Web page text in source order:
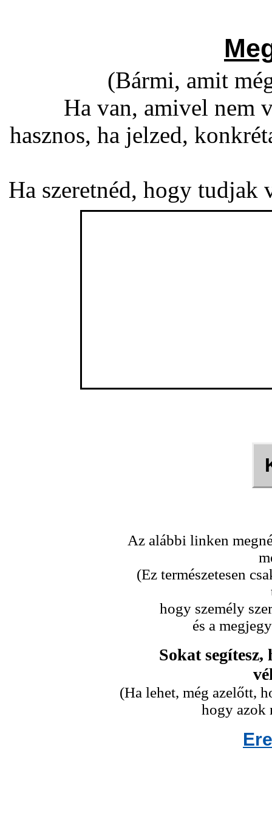
(Bármi, amit
Ha van, amivel nem
hasznos, ha jelzed,
Ha szeretnéd, hogy
Az alábbi linken
(Ez természetesen
hogy személy
és a
Sokat
(Ha lehet, még azelőtt,
hogy azok